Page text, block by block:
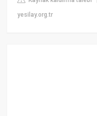
yesilay.org.tr